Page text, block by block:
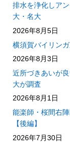
排水を浄化しア
大・名大
2026年8月5日
横須賀バイリン
2026年8月3日
近所づきあいが
大が調査
2026年8月1日
能楽師・桜間右
【後編】
2026年7月30日